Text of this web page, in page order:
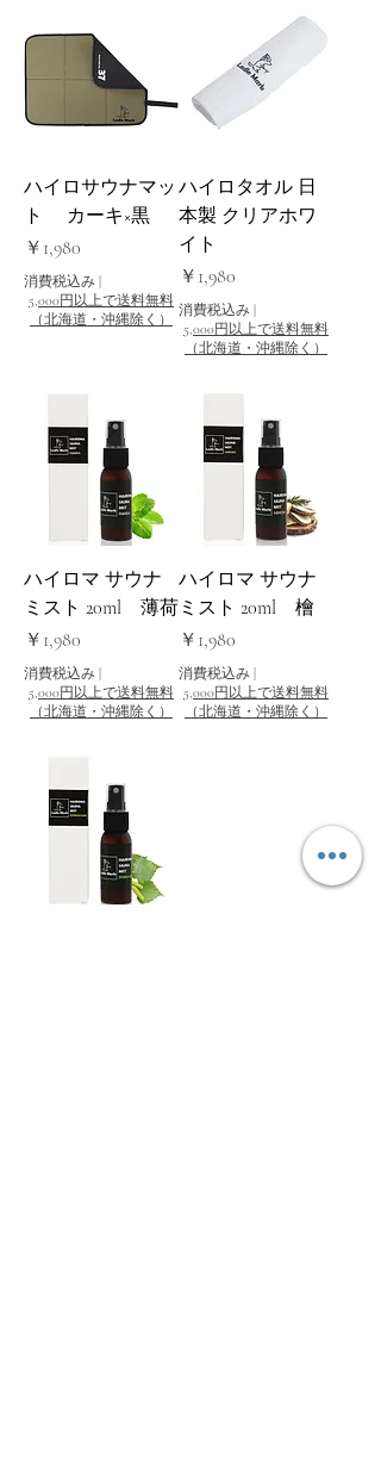
ハイロサウナマッ
ト カーキ×黒
価格
￥1,980
消費税込み
5,000円以上で送料無料
（北海道・沖縄除く）
ハイロタオル 日
本製 クリアホワ
イト
価格
￥1,980
消費税込み
5,000円以上で送料無料
（北海道・沖縄除く）
ハイロマ サウナ
ミスト 20ml 薄荷
価格
￥1,980
消費税込み
5,000円以上で送料無料
（北海道・沖縄除く）
ハイロマ サウナ
ミスト 20ml 檜
価格
￥1,980
消費税込み
5,000円以上で送料無料
（北海道・沖縄除く）